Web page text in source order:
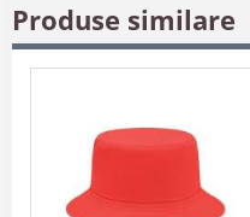
Produse similare